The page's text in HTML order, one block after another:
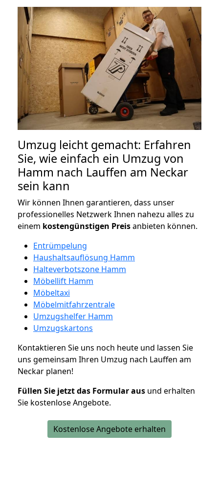
Umzug leicht gemacht: Erfahren
Sie, wie einfach ein Umzug von
Hamm nach Lauffen am Neckar
sein kann
Wir können Ihnen garantieren, dass unser
professionelles Netzwerk Ihnen nahezu alles zu
einem kostengünstigen Preisanbieten können.
Entrümpelung
Haushaltsauflösung Hamm
Halteverbotszone Hamm
Möbellift Hamm
Möbeltaxi
Möbelmitfahrzentrale
Umzugshelfer Hamm
Umzugskartons
Kontaktieren Sie uns noch heute und lassen Sie
uns gemeinsam Ihren Umzug nach Lauffen am
Neckar planen!
Füllen Sie jetzt das Formular aus und erhalten
Sie kostenlose Angebote.
Kostenlose Angebote erhalten